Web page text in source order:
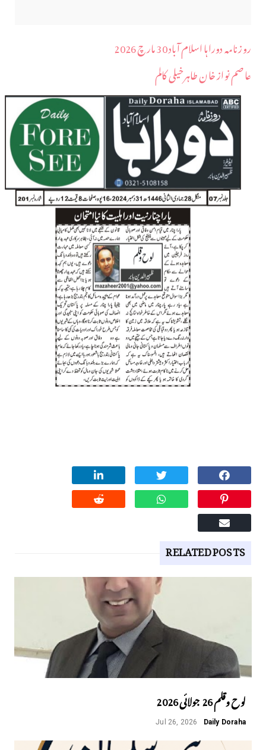
روزنامہ دوراہا اسلام آباد 30 مارچ 2026
عاصم نواز خان طاہرخیلی کالم
RELATED POSTS
لوح وقلم 26 جولائی 2026
Daily Doraha
Jul 26, 2026